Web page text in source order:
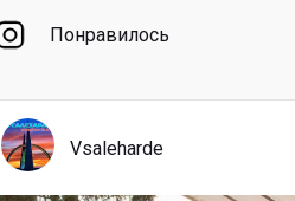
Понравилось
Vsaleharde